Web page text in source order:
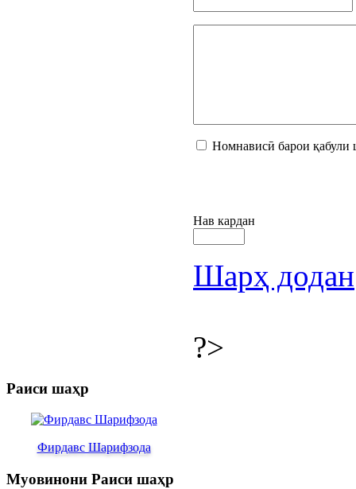
Номнависӣ барои қабули
Нав кардан
Шарҳ додан
?>
Раиси шаҳр
Фирдавс Шарифзода
Муовинони Раиси шаҳр